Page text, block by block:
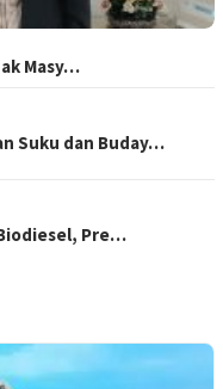
Masy…
Suku dan Buday…
Pre…